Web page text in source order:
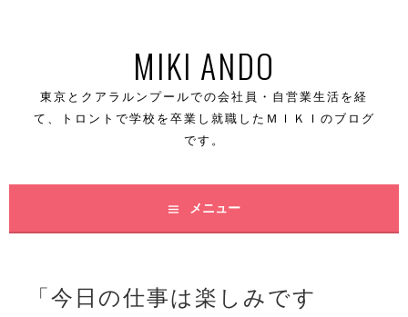
ス
MIKI ANDO
東京とクアラルンプールでの会社員・自営業生活を経
て、トロントで学校を卒業し就職したＭＩＫＩのブログ
です。
メニュー
「今日の仕事は楽しみです